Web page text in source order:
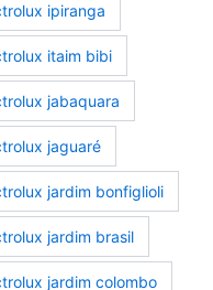
ipiranga
itaim bibi
jabaquara
jaguaré
jardim bonfiglioli
jardim brasil
jardim colombo